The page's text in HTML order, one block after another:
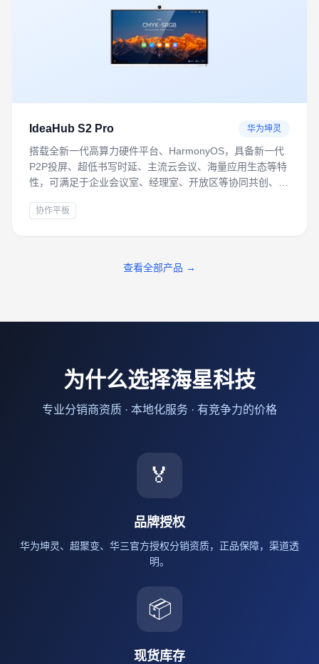
IdeaHub S2 Pro 华为坤灵
搭载全新一代高算力硬件平台、HarmonyOS，具备新一代
P2P投屏、超低书写时延、主流云会议、海量应用生态等特
性，可满足于企业会议室、经理室、开放区等协同共创、远
协作平板
查看全部产品 →
为什么选择海星科技
专业分销商资质 · 本地化服务 · 有竞争力的价格
🏅
品牌授权
华为坤灵、超聚变、华三官方授权分销资质，正品保障，渠道透
明。
📦
现货库存